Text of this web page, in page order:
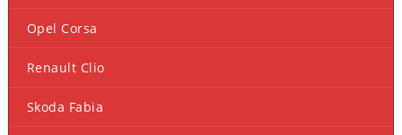
Opel Corsa
Renault Clio
Skoda Fabia